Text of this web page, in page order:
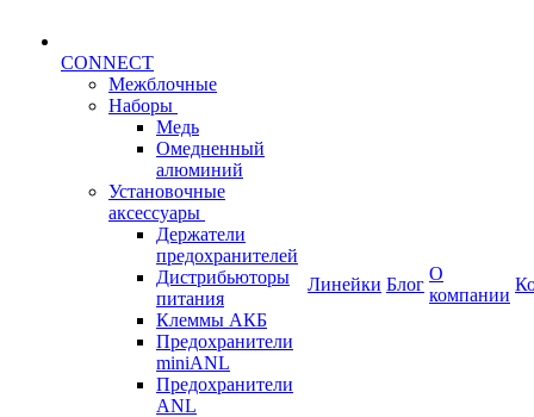
CONNECT
Межблочные
Наборы
Медь
Омедненный
алюминий
Установочные
аксессуары
Держатели
предохранителей
Дистрибьюторы
питания
Клеммы АКБ
Предохранители
miniANL
Предохранители
ANL
Линейки Блог
О
компании